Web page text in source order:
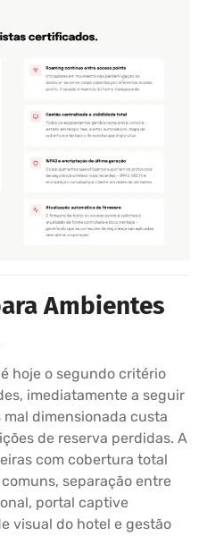
Ambientes
é hoje o segundo critério
imediatamente a seguir
mal dimensionada custa
de reserva perdidas. A
com cobertura total
separação entre
portal captive
visual do hotel e gestão